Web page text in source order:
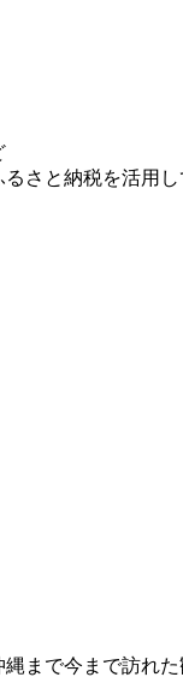
るさと納税を活用
まで今まで訪れ